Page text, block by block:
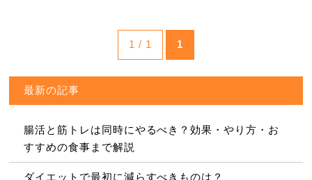
1 / 1 1
最新の記事
腸活と筋トレは同時にやるべき？効果・やり方・お
すすめの食事まで解説
ダイエットで最初に減らすべきものは？